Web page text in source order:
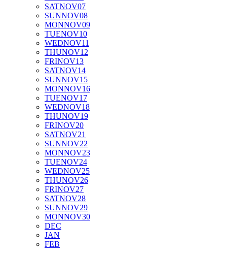
SATNOV07
SUNNOV08
MONNOV09
TUENOV10
WEDNOV11
THUNOV12
FRINOV13
SATNOV14
SUNNOV15
MONNOV16
TUENOV17
WEDNOV18
THUNOV19
FRINOV20
SATNOV21
SUNNOV22
MONNOV23
TUENOV24
WEDNOV25
THUNOV26
FRINOV27
SATNOV28
SUNNOV29
MONNOV30
DEC
JAN
FEB